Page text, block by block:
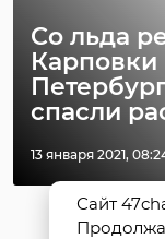
Со льда
Карповки
спасли
13 января 2021,
Сайт